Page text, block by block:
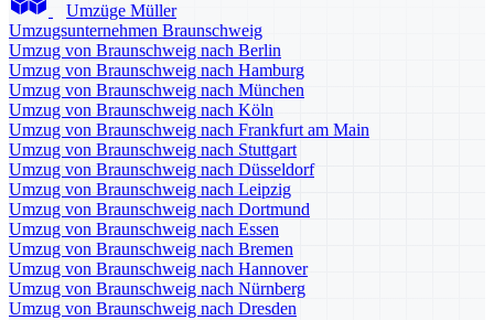
Umzüge Müller
Umzugsunternehmen Braunschweig
Umzug von Braunschweig nach Berlin
Umzug von Braunschweig nach Hamburg
Umzug von Braunschweig nach München
Umzug von Braunschweig nach Köln
Umzug von Braunschweig nach Frankfurt am Main
Umzug von Braunschweig nach Stuttgart
Umzug von Braunschweig nach Düsseldorf
Umzug von Braunschweig nach Leipzig
Umzug von Braunschweig nach Dortmund
Umzug von Braunschweig nach Essen
Umzug von Braunschweig nach Bremen
Umzug von Braunschweig nach Hannover
Umzug von Braunschweig nach Nürnberg
Umzug von Braunschweig nach Dresden